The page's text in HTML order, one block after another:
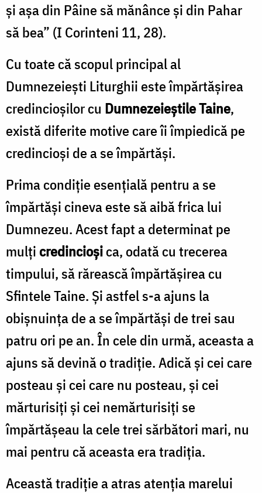
şi aşa din Pâine să mănânce şi din Pahar
să bea” (I Corinteni 11, 28).
Cu toate că scopul principal al
Dumnezeieşti Liturghii este împărtăşirea
credincioşilor cu Dumneze­ieştile Taine,
există diferite motive care îi împiedică pe
credincioşi de a se împărtăşi.
Prima condiţie esenţială pentru a se
împărtăşi cineva este să aibă frica lui
Dumnezeu. Acest fapt a determinat pe
mulţicredincioşica, odată cu trecerea
timpului, să rărească împărtăşirea cu
Sfintele Taine. Şi astfel s-a ajuns la
obişnuinţa de a se împărtăşi de trei sau
patru ori pe an. În cele din urmă, aceasta a
ajuns să devină o tradiţie. Adică şi cei care
posteau şi cei care nu posteau, şi cei
mărturisiţi şi cei nemărturisiţi se
împărtăşeau la cele trei sărbători mari, nu
mai pentru că aceasta era tradiţia.
Această tradiţie a atras atenţia marelui